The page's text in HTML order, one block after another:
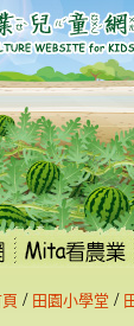
/ 田園小學堂 /